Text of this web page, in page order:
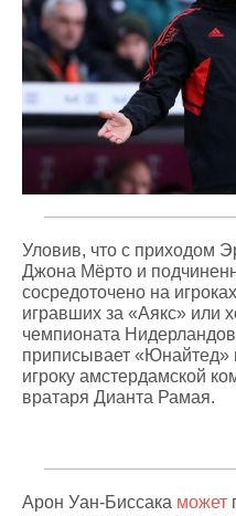
Уловив, что с приходом
Джона Мёрто и
сосредоточено на
игравших за «Аякс» или
чемпионата
приписывает
игроку амстердамской
вратаря Дианта Рамая.
Арон Уан-Биссака может